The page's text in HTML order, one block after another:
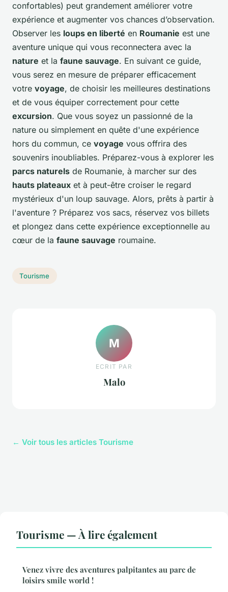
confortables) peut grandement améliorer votre
expérience et augmenter vos chances d’observation.
Observer les loups en liberté en Roumanie est une
aventure unique qui vous reconnectera avec la
nature et la faune sauvage. En suivant ce guide,
vous serez en mesure de préparer efficacement
votre voyage, de choisir les meilleures destinations
et de vous équiper correctement pour cette
excursion. Que vous soyez un passionné de la
nature ou simplement en quête d'une expérience
hors du commun, ce voyage vous offrira des
souvenirs inoubliables. Préparez-vous à explorer les
parcs naturels de Roumanie, à marcher sur des
hauts plateaux et à peut-être croiser le regard
mystérieux d'un loup sauvage. Alors, prêts à partir à
l'aventure ? Préparez vos sacs, réservez vos billets
et plongez dans cette expérience exceptionnelle au
cœur de la faune sauvage roumaine.
Tourisme
M
ECRIT PAR
Malo
← Voir tous les articles Tourisme
Tourisme — À lire également
Venez vivre des aventures palpitantes au parc de
loisirs smile world !